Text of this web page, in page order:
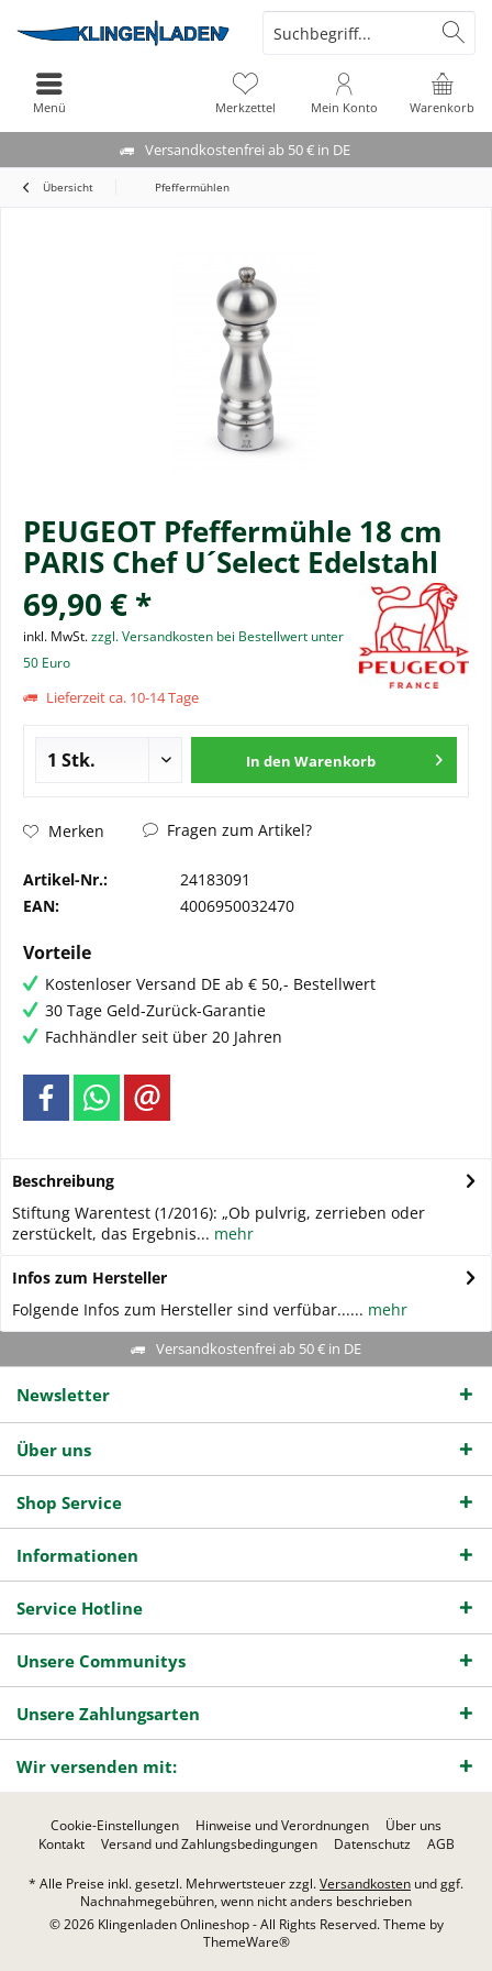
Versandkostenfrei ab 50 € in DE
Warenkorb
Merkzettel Mein Konto
Menü
Übersicht Pfeffermühlen
PEUGEOT Pfeffermühle 18 cm
PARIS Chef U´Select Edelstahl
69,90 € *
inkl. MwSt.zzgl. Versandkosten bei Bestellwert unter
50 Euro
Lieferzeit ca. 10-14 Tage
In den Warenkorb
Merken Fragen zum Artikel?
Artikel-Nr.:
24183091
EAN:
4006950032470
Vorteile
Kostenloser Versand DE ab € 50,- Bestellwert
30 Tage Geld-Zurück-Garantie
Fachhändler seit über 20 Jahren
Beschreibung
Stiftung Warentest (1/2016): „Ob pulvrig, zerrieben oder
zerstückelt, das Ergebnis... mehr
Infos zum Hersteller
Folgende Infos zum Hersteller sind verfübar...... mehr
Versandkostenfrei ab 50 € in DE
Newsletter
Über uns
Shop Service
Informationen
Service Hotline
Unsere Communitys
Unsere Zahlungsarten
Wir versenden mit:
Cookie-Einstellungen Hinweise und Verordnungen
Über uns
Kontakt
Versand und Zahlungsbedingungen Datenschutz AGB
* Alle Preise inkl. gesetzl. Mehrwertsteuer zzgl.Versandkosten und ggf.
Nachnahmegebühren, wenn nicht anders beschrieben
© 2026 Klingenladen Onlineshop - All Rights Reserved. Theme by
ThemeWare®